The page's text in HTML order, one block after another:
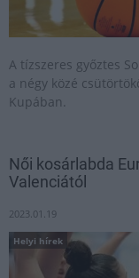
A tízszeres győztes
a négy közé
Kupában.
Női kosárlabda
Valenciától
2023.01.19
Helyi hírek